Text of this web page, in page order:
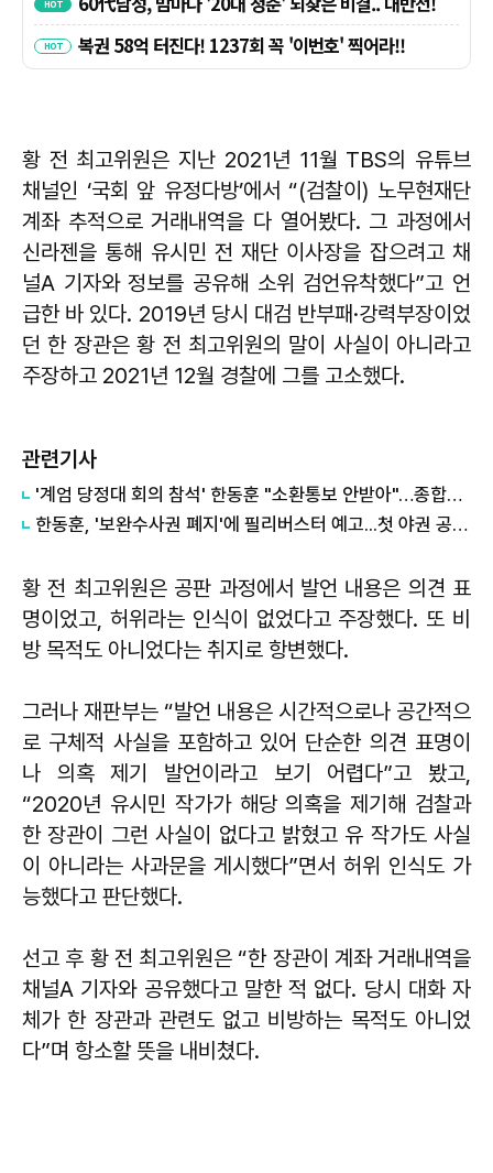
황 전 최고위원은 지난 2021년 11월 TBS의 유튜브
채널인 ‘국회 앞 유정다방’에서 “(검찰이) 노무현재단
계좌 추적으로 거래내역을 다 열어봤다. 그 과정에서
신라젠을 통해 유시민 전 재단 이사장을 잡으려고 채
널A 기자와 정보를 공유해 소위 검언유착했다”고 언
급한 바 있다. 2019년 당시 대검 반부패·강력부장이었
던 한 장관은 황 전 최고위원의 말이 사실이 아니라고
주장하고 2021년 12월 경찰에 그를 고소했다.
관련기사
'계엄 당정대 회의 참석' 한동훈 "소환통보 안받아"…종합특검 "의원실 수령했다"
한동훈, '보완수사권 폐지'에 필리버스터 예고...첫 야권 공조 가능성
황 전 최고위원은 공판 과정에서 발언 내용은 의견 표
명이었고, 허위라는 인식이 없었다고 주장했다. 또 비
방 목적도 아니었다는 취지로 항변했다.
그러나 재판부는 “발언 내용은 시간적으로나 공간적으
로 구체적 사실을 포함하고 있어 단순한 의견 표명이
나 의혹 제기 발언이라고 보기 어렵다”고 봤고,
“2020년 유시민 작가가 해당 의혹을 제기해 검찰과
한 장관이 그런 사실이 없다고 밝혔고 유 작가도 사실
이 아니라는 사과문을 게시했다”면서 허위 인식도 가
능했다고 판단했다.
선고 후 황 전 최고위원은 “한 장관이 계좌 거래내역을
채널A 기자와 공유했다고 말한 적 없다. 당시 대화 자
체가 한 장관과 관련도 없고 비방하는 목적도 아니었
다”며 항소할 뜻을 내비쳤다.